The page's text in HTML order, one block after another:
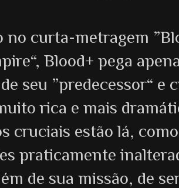
no curta-metragem
Blood+ pega
seu ”predecessor“ e
rica e mais
cruciais estão lá,
praticamente
de sua missão, de